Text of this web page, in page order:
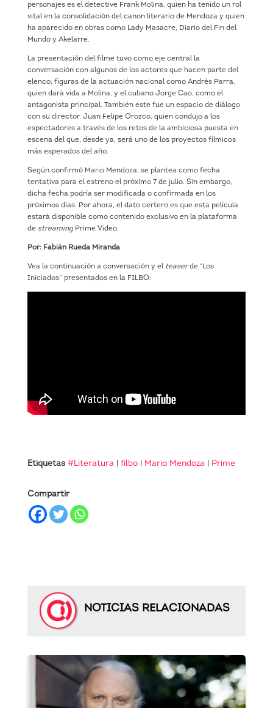
personajes es el detective Frank Molina, quien ha tenido un rol
vital en la consolidación del canon literario de Mendoza y quien
ha aparecido en obras como Lady Masacre, Diario del Fin del
Mundo y Akelarre.
La presentación del filme tuvo como eje central la
conversación con algunos de los actores que hacen parte del
elenco; figuras de la actuación nacional como Andrés Parra,
quien dará vida a Molina, y el cubano Jorge Cao, como el
antagonista principal. También este fue un espacio de diálogo
con su director, Juan Felipe Orozco, quien condujoa los
espectadores a través de los retos de la ambiciosa puesta en
escena del que, desde ya, será uno de los proyectos fílmicos
más esperados del año.
Según confirmó Mario Mendoza, se plantea como fecha
tentativa para el estreno el próximo 7 de julio. Sin embargo,
dicha fecha podría ser modificada o confirmada en los
próximos días. Por ahora, el dato certero es que esta película
estará disponible como contenido exclusivo en la plataforma
de streamingPrime Video.
Por: Fabián Rueda Miranda
Vea la continuación a conversación y el teaserde “Los
Iniciados” presentados en la FILBO:
Etiquetas #Literatura| filbo| Mario Mendoza| Prime
Compartir
NOTICIAS RELACIONADAS